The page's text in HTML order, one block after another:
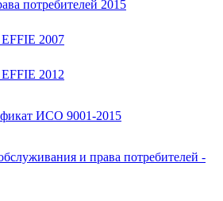
потребителей 2015
2007
2012
ИСО 9001-2015
и права потребителей -